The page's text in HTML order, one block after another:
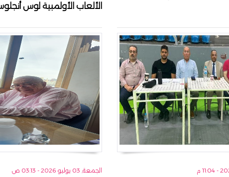
الألعاب الأولمبية لوس أنجلوس
الجمعة, 03 يوليو 2026 - 03:13 ص